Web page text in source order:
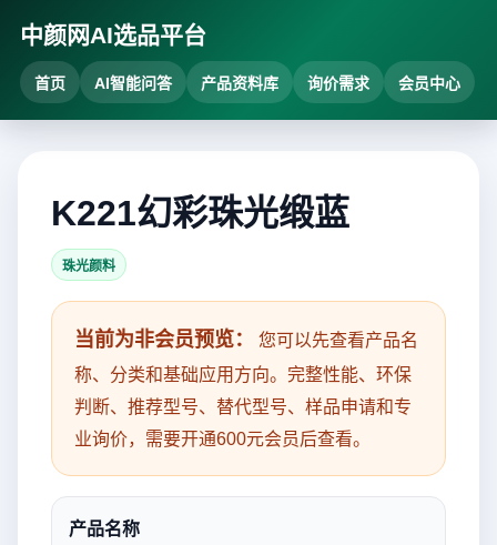
中颜网AI选品平台
首页 AI智能问答 产品资料库 询价需求 会员中心
K221幻彩珠光缎蓝
珠光颜料
当前为非会员预览：
您可以先查看产品名
称、分类和基础应用方向。完整性能、环保
判断、推荐型号、替代型号、样品申请和专
业询价，需要开通600元会员后查看。
产品名称